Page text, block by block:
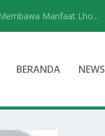
Manfaat Lho...
BERANDA NEWS